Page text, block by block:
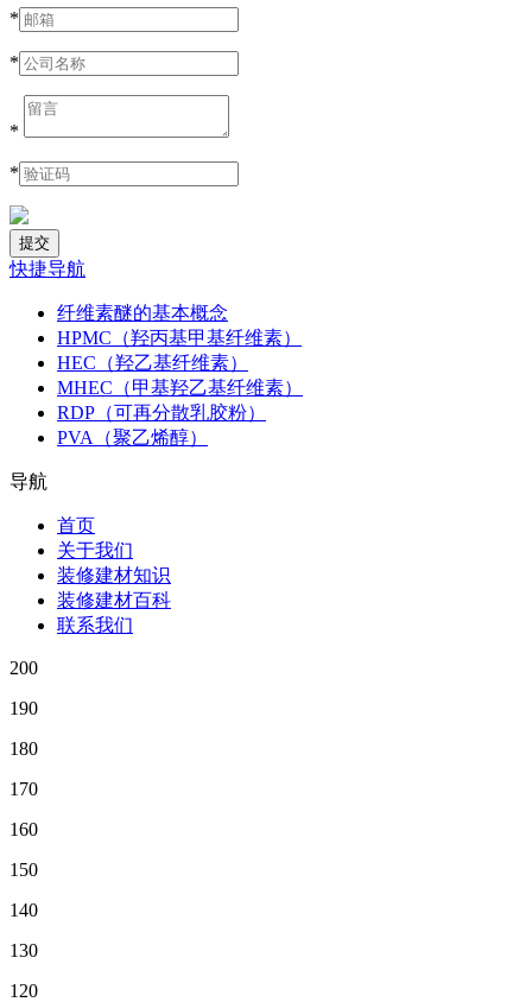
*
*
*
*
快捷导航
纤维素醚的基本概念
HPMC（羟丙基甲基纤维素）
HEC（羟乙基纤维素）
MHEC（甲基羟乙基纤维素）
RDP（可再分散乳胶粉）
PVA（聚乙烯醇）
导航
首页
关于我们
装修建材知识
装修建材百科
联系我们
200
190
180
170
160
150
140
130
120